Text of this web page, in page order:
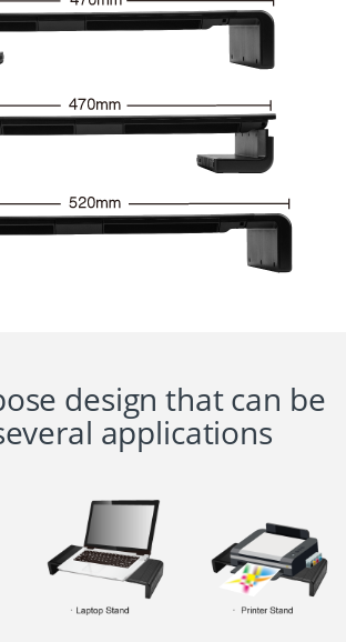
design that can be
applications